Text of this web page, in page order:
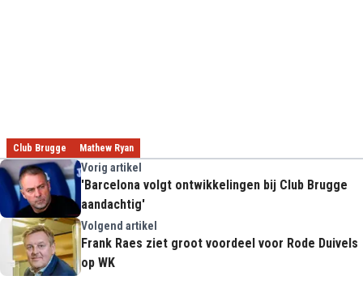
Club Brugge Mathew Ryan
Vorig artikel
'Barcelona volgt ontwikkelingen bij Club Brugge
aandachtig'
Volgend artikel
Frank Raes ziet groot voordeel voor Rode Duivels
op WK